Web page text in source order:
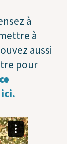
à
à
aussi
pour